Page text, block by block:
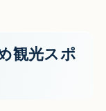
観光スポ